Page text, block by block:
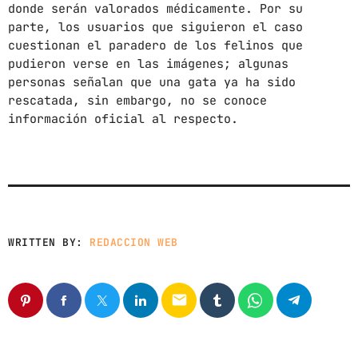
Noticias
Sonora
UPCOMING SHOWS
CON ANGEL RAMIREZ
10:00 AM - 12:00 PM
donde serán valorados médicamente. Por su
parte, los usuarios que siguieron el caso
cuestionan el paradero de los felinos que
pudieron verse en las imágenes; algunas
personas señalan que una gata ya ha sido
rescatada, sin embargo, no se conoce
información oficial al respecto.
WRITTEN BY: REDACCION WEB
email